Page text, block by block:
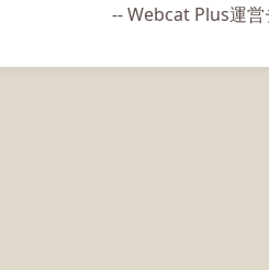
-- Webcat Plus運